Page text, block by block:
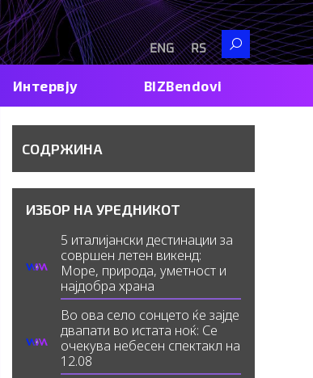
RS
ENG
Search
Интервју BIZBendovi
СОДРЖИНА
ИЗБОР НА УРЕДНИКОТ
5 италијански дестинации за
совршен летен викенд:
Море, природа, уметност и
најдобра храна
Во ова село сонцето ќе зајде
двапати во истата ноќ: Се
очекува небесен спектакл на
12.08